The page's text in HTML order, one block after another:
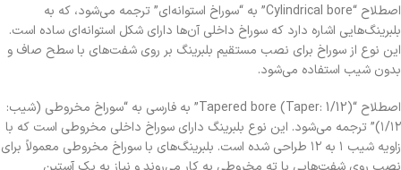
اصطلاح “Cylindrical bore” به “سوراخ استوانه‌ای” ترجمه می‌شود، که به
بلبرینگ‌هایی اشاره دارد که سوراخ داخلی آن‌ها دارای شکل استوانه‌ای ساده است.
این نوع از سوراخ برای نصب مستقیم بلبرینگ بر روی شفت‌های با سطح صاف و
بدون شیب استفاده می‌شود.
اصطلاح “Tapered bore (Taper: 1/12)” به فارسی به “سوراخ مخروطی (شیب:
۱/۱۲)” ترجمه می‌شود. این نوع بلبرینگ دارای سوراخ داخلی مخروطی است که با
زاویه شیب ۱ به ۱۲ طراحی شده است. بلبرینگ‌های با سوراخ مخروطی معمولاً برای